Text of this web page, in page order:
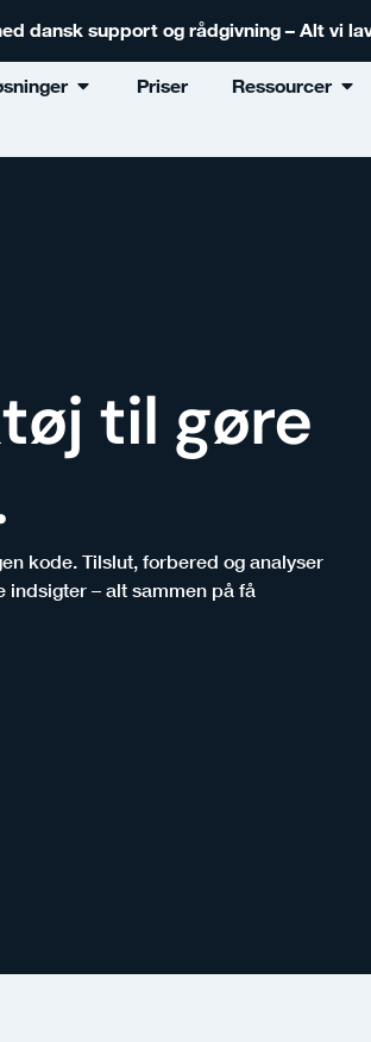
dansk support og rådgivning – Alt vi
Priser Ressourcer
til gøre
kode. Tilslut, forbered og analyser
– alt sammen på få